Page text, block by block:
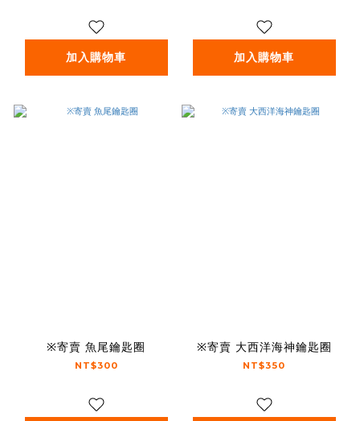
加入購物車 加入購物車
※寄賣 魚尾鑰匙圈
NT$300
※寄賣 大西洋海神鑰匙圈
NT$350